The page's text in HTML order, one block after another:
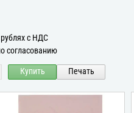
с НДС
согласованию
Купить Печать